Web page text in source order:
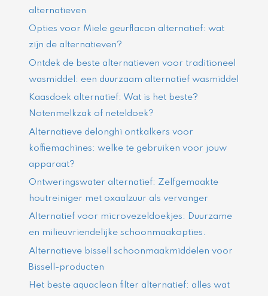
alternatieven
Opties voor Miele geurflacon alternatief: wat
zijn de alternatieven?
Ontdek de beste alternatieven voor traditioneel
wasmiddel: een duurzaam alternatief wasmiddel
Kaasdoek alternatief: Wat is het beste?
Notenmelkzak of neteldoek?
Alternatieve delonghi ontkalkers voor
koffiemachines: welke te gebruiken voor jouw
apparaat?
Ontweringswater alternatief: Zelfgemaakte
houtreiniger met oxaalzuur als vervanger
Alternatief voor microvezeldoekjes: Duurzame
en milieuvriendelijke schoonmaakopties.
Alternatieve bissell schoonmaakmiddelen voor
Bissell-producten
Het beste aquaclean filter alternatief: alles wat